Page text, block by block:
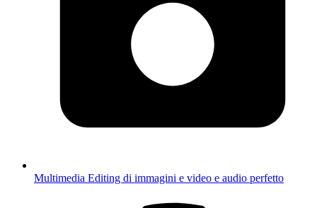
Multimedia Editing di immagini e video e audio perfetto